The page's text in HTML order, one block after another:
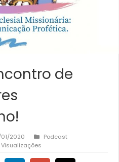
de
2020
Podcast
Visualizações